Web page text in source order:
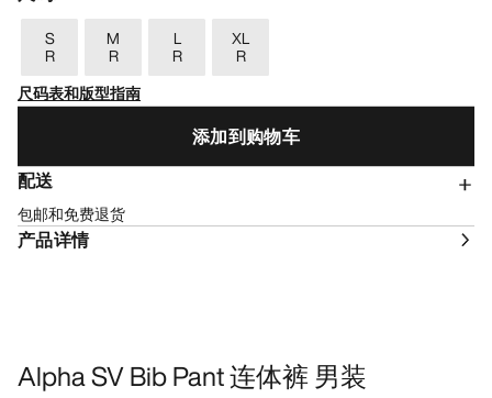
S
R
M
R
L
R
XL
R
尺码表和版型指南
添加到购物车
配送
包邮和免费退货
产品详情
Alpha SV Bib Pant 连体裤 男装